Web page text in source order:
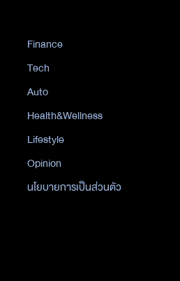
Finance
Tech
Auto
Health&Wellness
Lifestyle
Opinion
นโยบายการเป็นส่วนตัว